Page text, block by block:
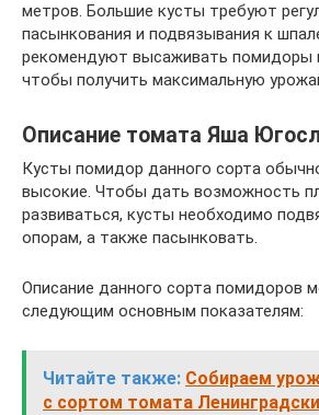
метров. Большие кусты требуют
пасынкования и подвязывания к
рекомендуют высаживать помидоры
чтобы получить максимальную
Описание томата Яша
Кусты помидор данного сорта
высокие. Чтобы дать возможность
развиваться, кусты необходимо
опорам, а также пасынковать.
Описание данного сорта помидоров
следующим основным показателям:
Читайте также: Собираем
с сортом томата